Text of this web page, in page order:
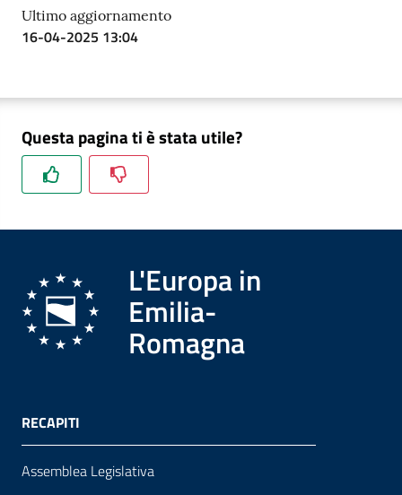
Ultimo aggiornamento
16-04-2025 13:04
Questa pagina ti è stata utile?
L'Europa in
Emilia-
Romagna
RECAPITI
Assemblea Legislativa